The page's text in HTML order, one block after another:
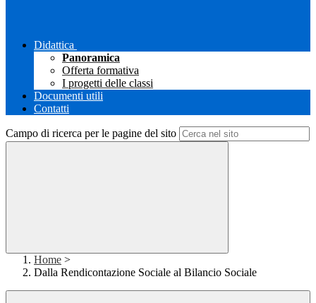
Didattica
Panoramica
Offerta formativa
I progetti delle classi
Documenti utili
Contatti
Campo di ricerca per le pagine del sito
Home >
Dalla Rendicontazione Sociale al Bilancio Sociale